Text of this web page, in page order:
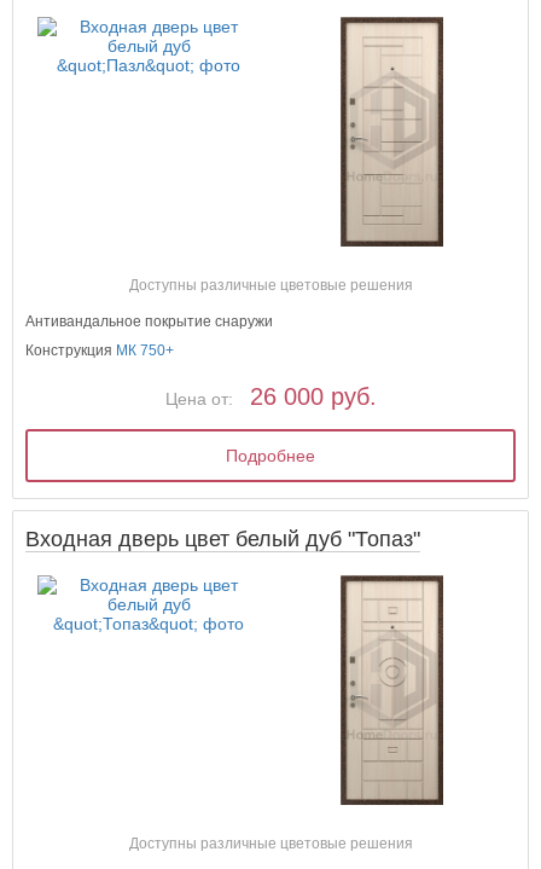
Доступны различные цветовые решения
Антивандальное покрытие снаружи
Конструкция МК 750+
Цена от: 26 000 руб.
Подробнее
Входная дверь цвет белый дуб "Топаз"
Доступны различные цветовые решения